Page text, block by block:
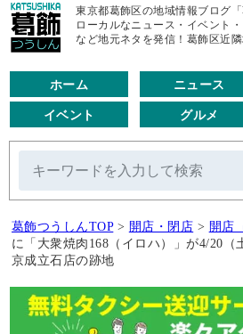
東京都葛飾区の地域情報ブログ
ローカルなニュース・イベント
など地元ネタを発信！葛飾区近
ホーム ニュース
イベント グルメ
葛飾つうしんTOP > 開店・閉店 > 開店
に「大衆焼肉168（イロハ）」が4/20（
京成立石店の跡地